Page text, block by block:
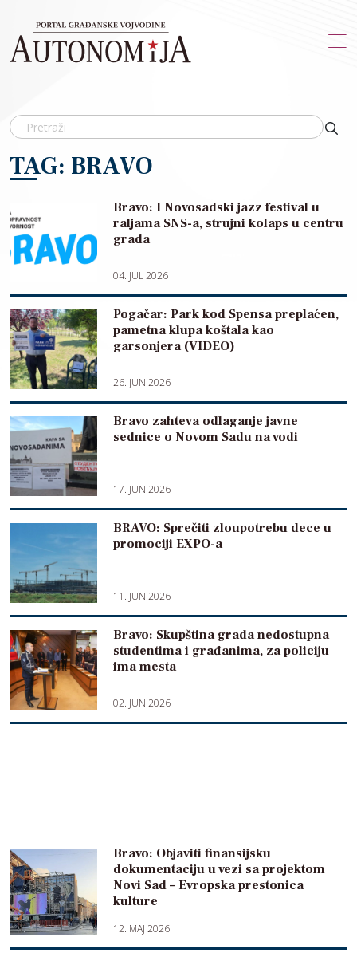
TAG: BRAVO
Bravo: I Novosadski jazz festival u
raljama SNS-a, strujni kolaps u centru
grada
04. JUL 2026
Pogačar: Park kod Spensa preplaćen,
pametna klupa koštala kao
garsonjera (VIDEO)
26. JUN 2026
Bravo zahteva odlaganje javne
sednice o Novom Sadu na vodi
17. JUN 2026
BRAVO: Sprečiti zloupotrebu dece u
promociji EXPO-a
11. JUN 2026
Bravo: Skupština grada nedostupna
studentima i građanima, za policiju
ima mesta
02. JUN 2026
Bravo: Objaviti finansijsku
dokumentaciju u vezi sa projektom
Novi Sad – Evropska prestonica
kulture
12. MAJ 2026